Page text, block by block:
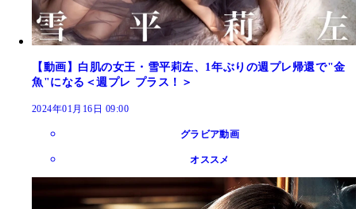
【動画】白肌の女王・雪平莉左、1年ぶりの週プレ帰還で"金
魚"になる＜週プレ プラス！＞
2024年01月16日 09:00
グラビア動画
オススメ